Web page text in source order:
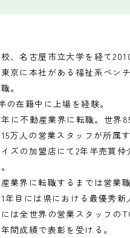
、名古屋市立大学を経て
京に本社がある福祉系ベン
。
の在籍中に上場を経験。
年に不動産業界に転職。世界
万人の営業スタッフが所属
ズの加盟店にて2年半売買仲
業界に転職するまでは営業
年目には県における最優秀新
は全世界の営業スタッフの
間成績で表彰を受ける。